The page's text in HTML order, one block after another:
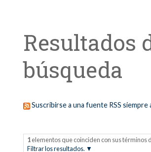
Resultados
búsqueda
Suscribirse a una fuente RSS siempre
1elementos que coinciden con sus términos
Filtrar los resultados.